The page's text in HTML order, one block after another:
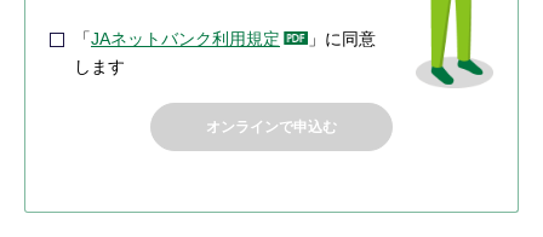
「JAネットバンク利用規定
」に同意
します
オンラインで申込む